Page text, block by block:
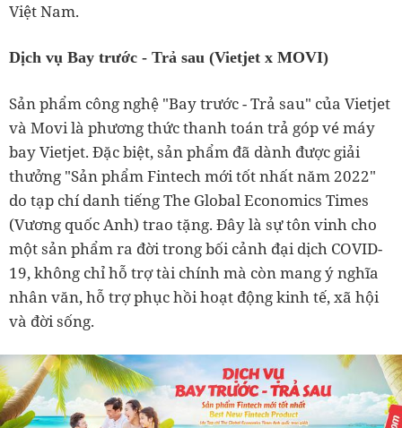
Việt Nam.
Dịch vụ Bay trước - Trả sau (Vietjet x MOVI)
Sản phẩm công nghệ "Bay trước - Trả sau" của Vietjet
và Movi là phương thức thanh toán trả góp vé máy
bay Vietjet. Đặc biệt, sản phẩm đã dành được giải
thưởng "Sản phẩm Fintech mới tốt nhất năm 2022"
do tạp chí danh tiếng The Global Economics Times
(Vương quốc Anh) trao tặng. Đây là sự tôn vinh cho
một sản phẩm ra đời trong bối cảnh đại dịch COVID-
19, không chỉ hỗ trợ tài chính mà còn mang ý nghĩa
nhân văn, hỗ trợ phục hồi hoạt động kinh tế, xã hội
và đời sống.